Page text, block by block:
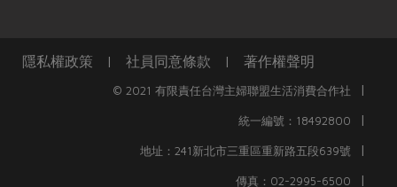
隱私權政策 | 社員同意條款 | 著作權聲明
© 2021 有限責任台灣主婦聯盟生活消費合作社 |
統一編號：18492800 |
地址：241新北市三重區重新路五段639號 |
傳真：02-2995-6500 |